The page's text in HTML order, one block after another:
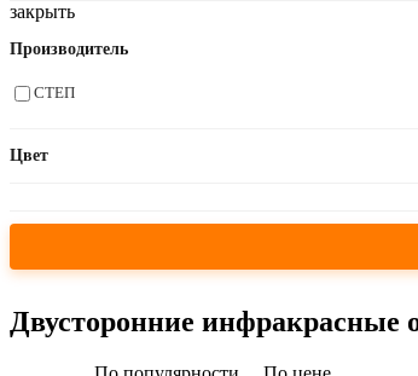
закрыть
Производитель
СТЕП
Цвет
Двусторонние инфракрасные